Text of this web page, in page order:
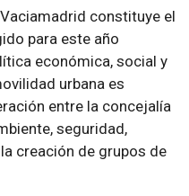
constituye el
para este año
económica, social y
urbana es
entre la concejalía
seguridad,
creación de grupos de